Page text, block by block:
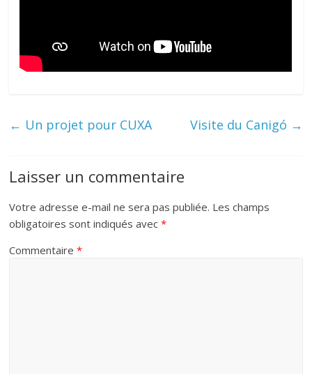
← Un projet pour CUXA Visite du Canigó →
Laisser un commentaire
Votre adresse e-mail ne sera pas publiée. Les champs
obligatoires sont indiqués avec*
Commentaire*